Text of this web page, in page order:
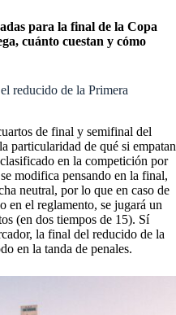
para la final de la Copa
cuánto cuestan y cómo
reducido de la Primera
de final y semifinal del
particularidad de qué si empatan
en la competición por
modifica pensando en la final,
neutral, por lo que en caso de
en el reglamento, se jugará un
(en dos tiempos de 15). Sí
la final del reducido de la
en la tanda de penales.